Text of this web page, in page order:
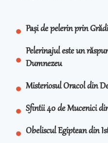
Pași de pelerin prin
Pelerinajul este un
Dumnezeu
Misteriosul Oracol din
Sfintii 40 de Mucenici
Obeliscul Egiptean din